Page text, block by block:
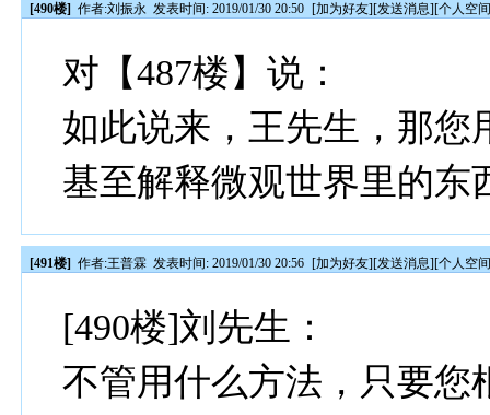
[490楼] 作者:刘振永 发表时间: 2019/01/30 20:50 [加为好友][发送消息][个人空
对【487楼】说：
如此说来，王先生，那您
基至解释微观世界里的东
[491楼] 作者:王普霖 发表时间: 2019/01/30 20:56 [加为好友][发送消息][个人空
[490楼]刘先生：
不管用什么方法，只要您